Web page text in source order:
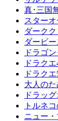
真･三国
スター
ダーク
ダービ
ドラゴ
ドラクエ
ドラクエ
大人の
ドラッ
トルネ
ニュー